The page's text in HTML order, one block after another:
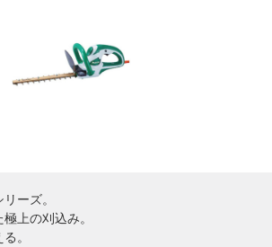
ーズ。
上の刈込み。
。